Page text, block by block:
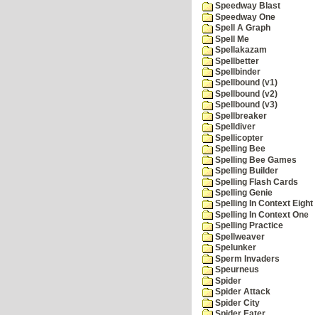
Speedway Blast
Speedway One
Spell A Graph
Spell Me
Spellakazam
Spellbetter
Spellbinder
Spellbound (v1)
Spellbound (v2)
Spellbound (v3)
Spellbreaker
Spelldiver
Spellicopter
Spelling Bee
Spelling Bee Games
Spelling Builder
Spelling Flash Cards
Spelling Genie
Spelling In Context Eight
Spelling In Context One
Spelling Practice
Spellweaver
Spelunker
Sperm Invaders
Speurneus
Spider
Spider Attack
Spider City